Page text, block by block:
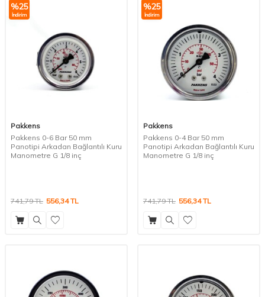
%25
İndirim
Pakkens
Pakkens 0-6 Bar 50 mm
Panotipi Arkadan Bağlantılı Kuru
Manometre G 1/8 inç
741,79TL 556,34TL
%25
İndirim
Pakkens
Pakkens 0-4 Bar 50 mm
Panotipi Arkadan Bağlantılı Kuru
Manometre G 1/8 inç
741,79TL 556,34TL